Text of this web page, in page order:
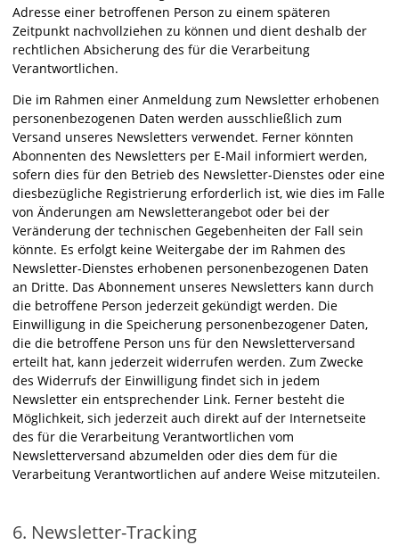
Adresse einer betroffenen Person zu einem späteren
Zeitpunkt nachvollziehen zu können und dient deshalb der
rechtlichen Absicherung des für die Verarbeitung
Verantwortlichen.
Die im Rahmen einer Anmeldung zum Newsletter erhobenen
personenbezogenen Daten werden ausschließlich zum
Versand unseres Newsletters verwendet. Ferner könnten
Abonnenten des Newsletters per E-Mail informiert werden,
sofern dies für den Betrieb des Newsletter-Dienstes oder eine
diesbezügliche Registrierung erforderlich ist, wie dies im Falle
von Änderungen am Newsletterangebot oder bei der
Veränderung der technischen Gegebenheiten der Fall sein
könnte. Es erfolgt keine Weitergabe der im Rahmen des
Newsletter-Dienstes erhobenen personenbezogenen Daten
an Dritte. Das Abonnement unseres Newsletters kann durch
die betroffene Person jederzeit gekündigt werden. Die
Einwilligung in die Speicherung personenbezogener Daten,
die die betroffene Person uns für den Newsletterversand
erteilt hat, kann jederzeit widerrufen werden. Zum Zwecke
des Widerrufs der Einwilligung findet sich in jedem
Newsletter ein entsprechender Link. Ferner besteht die
Möglichkeit, sich jederzeit auch direkt auf der Internetseite
des für die Verarbeitung Verantwortlichen vom
Newsletterversand abzumelden oder dies dem für die
Verarbeitung Verantwortlichen auf andere Weise mitzuteilen.
6. Newsletter-Tracking